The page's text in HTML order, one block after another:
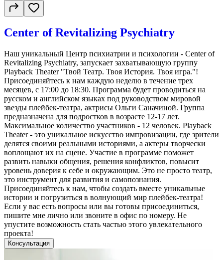
Center of Revitalizing Psychiatry
Наш уникальный Центр психиатрии и психологии - Center of
Revitalizing Psychiatry, запускает захватывающую группу
Playback Theater "Твой Театр. Твоя История. Твоя игра."!
Присоединяйтесь к нам каждую неделю в течение трех
месяцев, с 17:00 до 18:30. Программа будет проводиться на
русском и английском языках под руководством мировой
звезды плейбек-театра, актрисы Ольги Саначиной. Группа
предназначена для подростков в возрасте 12-17 лет.
Максимальное количество участников - 12 человек. Playback
Theater - это уникальное искусство импровизации, где зрители
делятся своими реальными историями, а актеры творчески
воплощают их на сцене. Участие в программе поможет
развить навыки общения, решения конфликтов, повысит
уровень доверия к себе и окружающим. Это не просто театр,
это инструмент для развития и самопознания.
Присоединяйтесь к нам, чтобы создать вместе уникальные
истории и погрузиться в волнующий мир плейбек-театра!
Если у вас есть вопросы или вы готовы присоединиться,
пишите мне лично или звоните в офис по номеру. Не
упустите возможность стать частью этого увлекательного
проекта!
Консультация